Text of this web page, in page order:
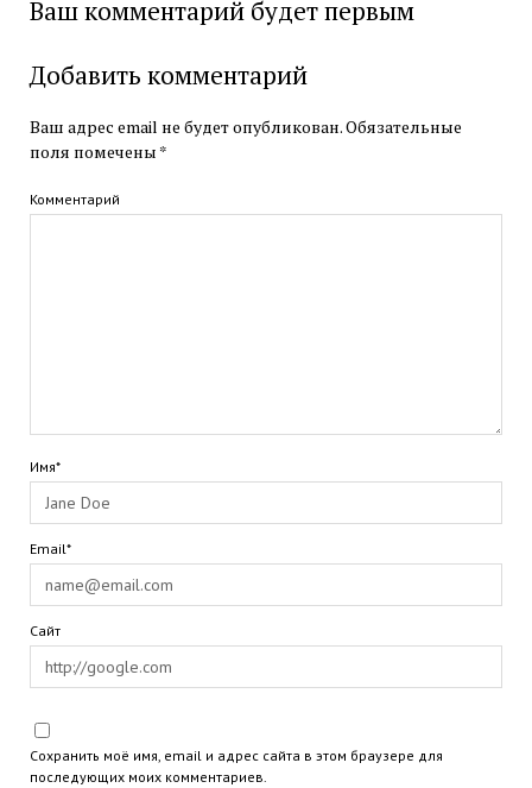
Ваш комментарий будет первым
Добавить комментарий
Ваш адрес email не будет опубликован.Обязательные
поля помечены *
Комментарий
Имя*
Email*
Сайт
Сохранить моё имя, email и адрес сайта в этом браузере для
последующих моих комментариев.